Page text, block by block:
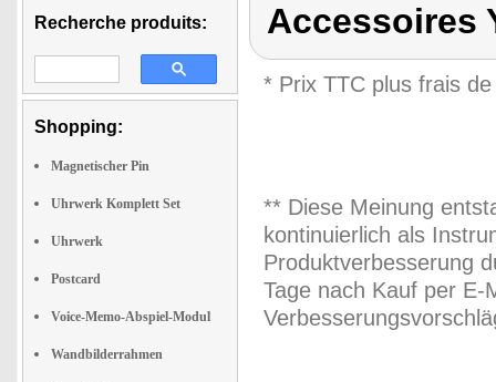
Recherche produits:
Shopping:
Magnetischer Pin
Uhrwerk Komplett Set
Uhrwerk
Postcard
Voice-Memo-Abspiel-Modul
Wandbilderrahmen
Accessoires
* Prix TTC plus frais
** Diese Meinung
kontinuierlich als
Produktverbesserung
Tage nach Kauf per E-